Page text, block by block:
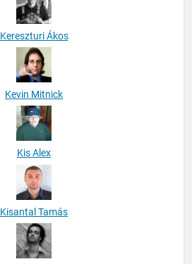
Kereszturi Ákos
Kevin Mitnick
Kis Alex
Kisantal Tamás